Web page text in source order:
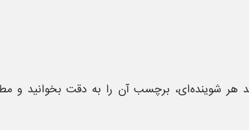
شوینده‌ای، برچسب آن را به دقت بخوانید و